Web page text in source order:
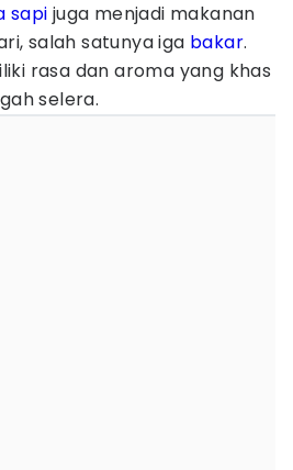
sapi juga menjadi makanan
salah satunya iga bakar.
rasa dan aroma yang khas
selera.